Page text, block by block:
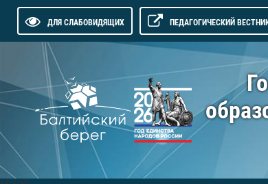
ДЛЯ СЛАБОВИДЯЩИХ ПЕДАГОГИЧЕСКИЙ